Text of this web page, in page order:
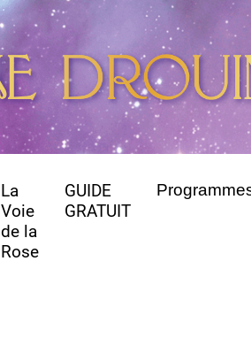
La
Voie
de la
Rose
GUIDE
GRATUIT